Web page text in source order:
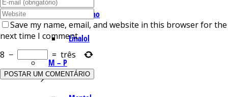
Limoneno
Linalol
M – P
Save my name, email, and website in this browser for the
next time I comment.
8 − = três